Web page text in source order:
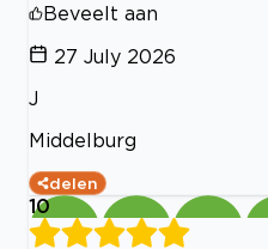
Beveelt aan
27 July 2026
J
Middelburg
delen
10